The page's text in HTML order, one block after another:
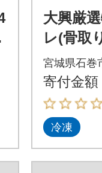
大興厳
レ(骨取
製ソー
宮城県石巻
寄付金額
冷凍